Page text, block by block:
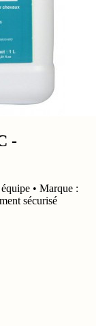
-
• Marque :
sécurisé